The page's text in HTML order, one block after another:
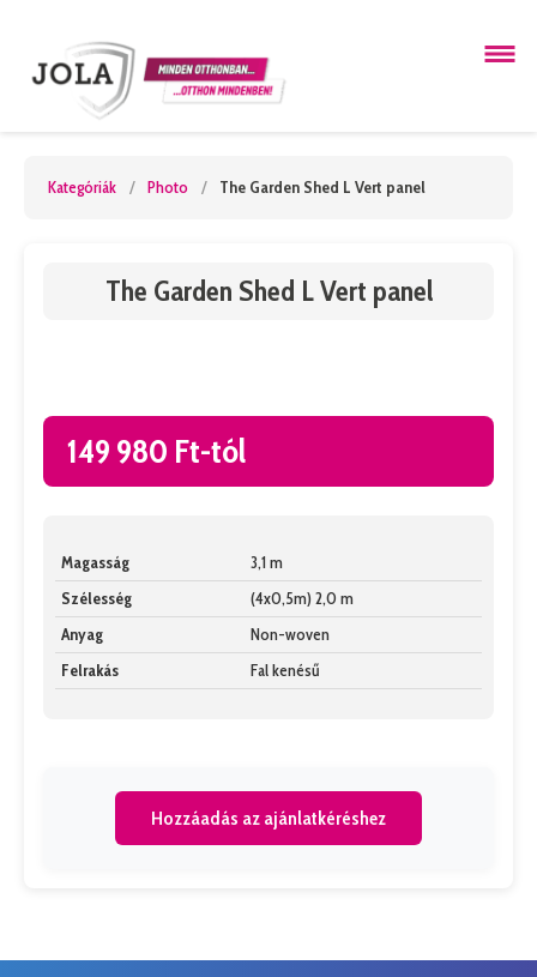
Kategóriák / Photo / The Garden Shed L Vert panel
The Garden Shed L Vert panel
149 980 Ft-tól
Magasság
3,1 m
Szélesség
(4x0,5m) 2,0 m
Anyag
Non-woven
Felrakás
Fal kenésű
Hozzáadás az ajánlatkéréshez